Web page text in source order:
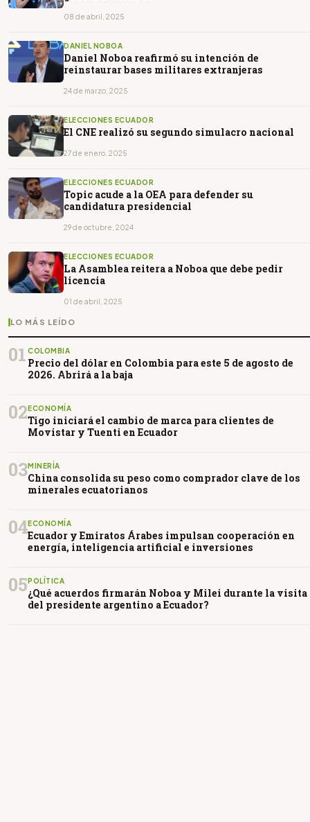
08 de abril, 2025
DANIEL NOBOA
Daniel Noboa reafirmó su intención de
reinstaurar bases militares extranjeras
24 de marzo, 2025
ELECCIONES ECUADOR
El CNE realizó su segundo simulacro nacional
27 de enero, 2025
ELECCIONES ECUADOR
Topic acude a la OEA para defender su
candidatura presidencial
29 de octubre, 2024
ELECCIONES ECUADOR
La Asamblea reitera a Noboa que debe pedir
licencia
01 de abril, 2025
LO MÁS LEÍDO
01 COLOMBIA
Precio del dólar en Colombia para este 5 de agosto de
2026. Abrirá a la baja
02ECONOMÍA
Tigo iniciará el cambio de marca para clientes de
Movistar y Tuenti en Ecuador
03MINERÍA
China consolida su peso como comprador clave de los
minerales ecuatorianos
04ECONOMÍA
Ecuador y Emiratos Árabes impulsan cooperación en
energía, inteligencia artificial e inversiones
05POLÍTICA
¿Qué acuerdos firmarán Noboa y Milei durante la visita
del presidente argentino a Ecuador?